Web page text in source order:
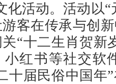
化活动。活动以
客在传承与创
“十二生肖贺新
小红书等社交软
十届民俗中国年